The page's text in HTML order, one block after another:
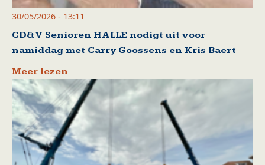
30/05/2026 - 13:11
CD&V Senioren HALLE nodigt uit voor
namiddag met Carry Goossens en Kris Baert
Meer lezen